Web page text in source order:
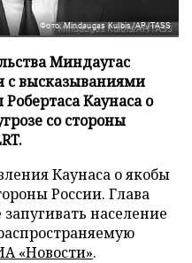
Фото: Mindaugas Kulbis/AP/TASS
Миндаугас
с высказываниями
Каунаса о
со стороны
Каунаса о якобы
России. Глава
население
«Новости».